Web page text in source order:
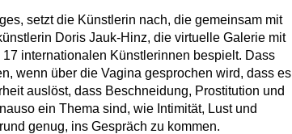
setzt die Künstlerin nach, die gemeinsam mit
Doris Jauk-Hinz, die virtuelle Galerie mit
internationalen Künstlerinnen bespielt. Dass
wenn über die Vagina gesprochen wird, dass es
auslöst, dass Beschneidung, Prostitution und
ein Thema sind, wie Intimität, Lust und
genug, ins Gespräch zu kommen.